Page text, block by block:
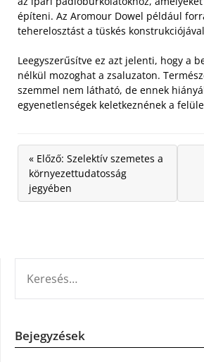
építeni. Az Aromour Dowel például
teherelosztást a tüskés
Leegyszerűsítve ez azt jelenti, hogy a
nélkül mozoghat a zsaluzaton.
szemmel nem látható, de ennek
egyenetlenségek keletkeznének a
« Előző: Szelektív szemetes a
környezettudatosság
jegyében
Bejegyzések